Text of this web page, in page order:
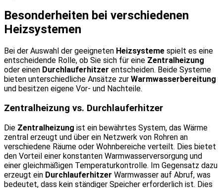
Besonderheiten bei verschiedenen
Heizsystemen
Bei der Auswahl der geeigneten Heizsysteme spielt es eine
entscheidende Rolle, ob Sie sich für eine Zentralheizung
oder einen Durchlauferhitzer entscheiden. Beide Systeme
bieten unterschiedliche Ansätze zur Warmwasserbereitung
und besitzen eigene Vor- und Nachteile.
Zentralheizung vs. Durchlauferhitzer
Die Zentralheizung ist ein bewährtes System, das Wärme
zentral erzeugt und über ein Netzwerk von Rohren an
verschiedene Räume oder Wohnbereiche verteilt. Dies bietet
den Vorteil einer konstanten Warmwasserversorgung und
einer gleichmäßigen Temperaturkontrolle. Im Gegensatz dazu
erzeugt ein Durchlauferhitzer Warmwasser auf Abruf, was
bedeutet, dass kein ständiger Speicher erforderlich ist. Dies